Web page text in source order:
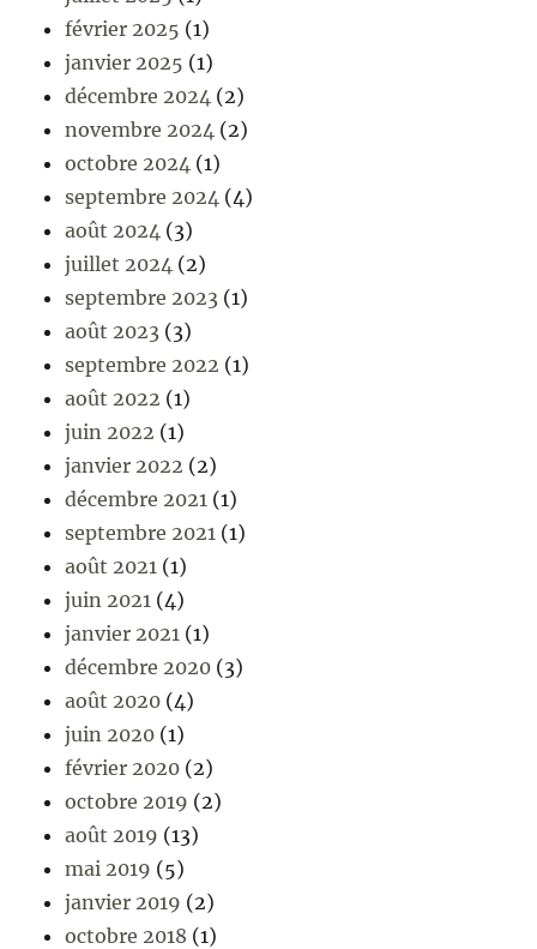
février 2025 (1)
janvier 2025 (1)
décembre 2024 (2)
novembre 2024 (2)
octobre 2024 (1)
septembre 2024 (4)
août 2024 (3)
juillet 2024 (2)
septembre 2023 (1)
août 2023 (3)
septembre 2022 (1)
août 2022 (1)
juin 2022 (1)
janvier 2022 (2)
décembre 2021 (1)
septembre 2021 (1)
août 2021 (1)
juin 2021 (4)
janvier 2021 (1)
décembre 2020 (3)
août 2020 (4)
juin 2020 (1)
février 2020 (2)
octobre 2019 (2)
août 2019 (13)
mai 2019 (5)
janvier 2019 (2)
octobre 2018 (1)